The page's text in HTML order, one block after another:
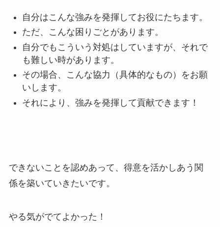
自分はこんな強みを発揮してお役にたちます。
ただ、こんな困りごとがあります。
自分でもこういう対処はしていますが、それで
も難しい時があります。
その場合、こんな協力（具体的なもの）をお願
いします。
それにより、強みを発揮して貢献できます！
できないことを認めあって、得意を活かしあう関
係を築いていきたいです。
やる気がでてよかった！